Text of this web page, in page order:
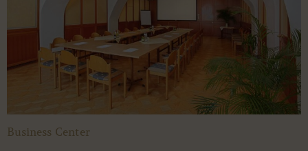
Business Center